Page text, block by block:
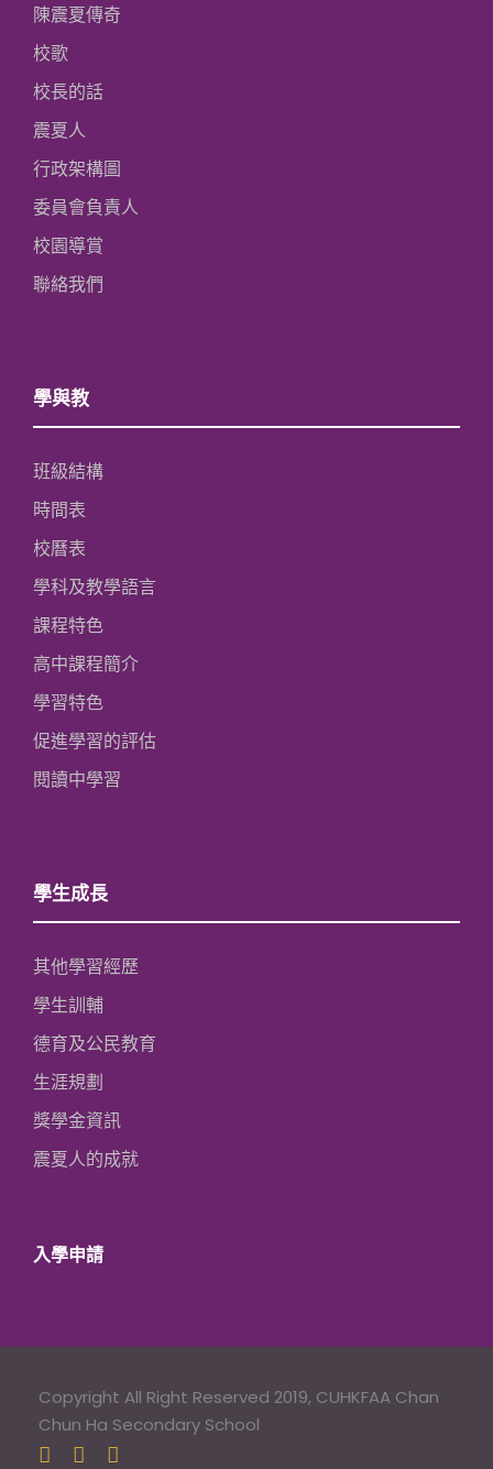
陳震夏傳奇
校歌
校長的話
震夏人
行政架構圖
委員會負責人
校園導賞
聯絡我們
學與教
班級結構
時間表
校曆表
學科及教學語言
課程特色
高中課程簡介
學習特色
促進學習的評估
閱讀中學習
學生成長
其他學習經歷
學生訓輔
德育及公民教育
生涯規劃
獎學金資訊
震夏人的成就
入學申請
Copyright All Right Reserved 2019, CUHKFAA Chan
Chun Ha Secondary School